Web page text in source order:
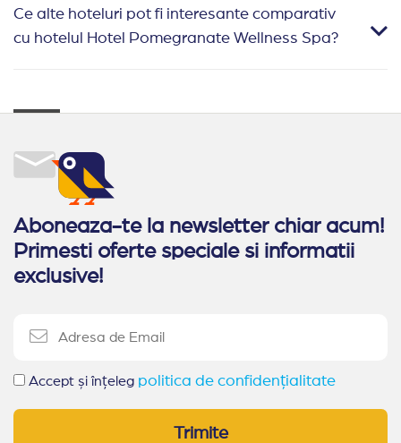
Ce alte hoteluri pot fi interesante comparativ
cu hotelul Hotel Pomegranate Wellness Spa?
Aboneaza-te la newsletter chiar acum!
Primesti oferte speciale si informatii
exclusive!
Accept și înțeleg politica de confidențialitate
Trimite